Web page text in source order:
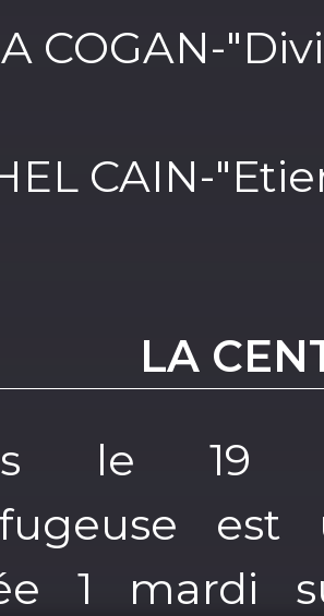
COGAN-
CAIN-
LA
le 19
est
1 mardi